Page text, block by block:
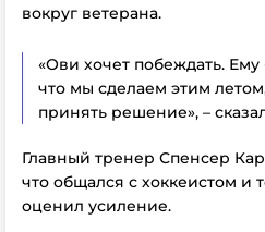
вокруг ветерана.
«Ови хочет побеждать.
что мы сделаем этим
принять решение», –
Главный тренер Спенсер
что общался с хоккеистом и
оценил усиление.